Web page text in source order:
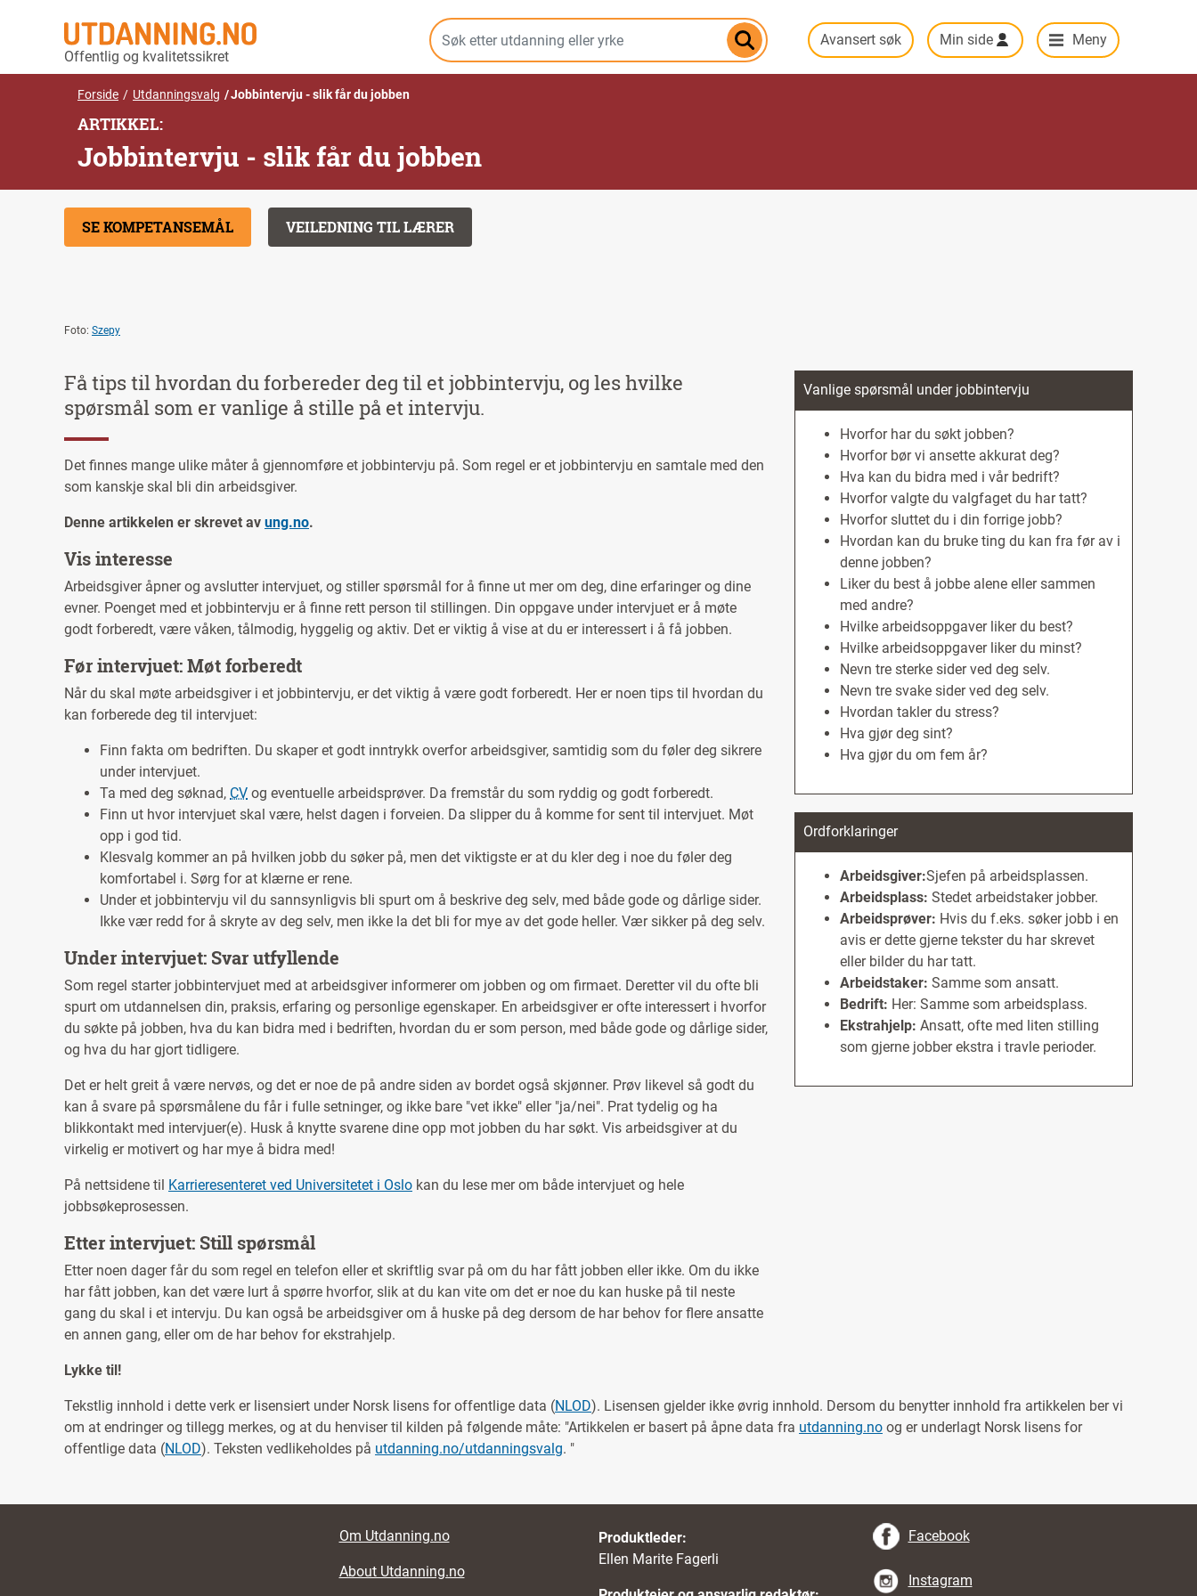
hovedinnhold
Offentlig og kvalitetssikret
Avansert søk Min side Meny
Forside Utdanningsvalg Jobbintervju - slik får du jobben
ARTIKKEL:
Jobbintervju - slik får du jobben
SE KOMPETANSEMÅL VEILEDNING TIL LÆRER
Foto: Szepy
Få tips til hvordan du forbereder deg til et jobbintervju, og les hvilke
spørsmål som er vanlige å stille på et intervju.
Det finnes mange ulike måter å gjennomføre et jobbintervju på. Som regel er et jobbintervju en samtale med den
som kanskje skal bli din arbeidsgiver.
Denne artikkelen er skrevet av ung.no.
Vis interesse
Arbeidsgiver åpner og avslutter intervjuet, og stiller spørsmål for å finne ut mer om deg, dine erfaringer og dine
evner. Poenget med et jobbintervju er å finne rett person til stillingen. Din oppgave under intervjuet er å møte
godt forberedt, være våken, tålmodig, hyggelig og aktiv. Det er viktig å vise at du er interessert i å få jobben.
Før intervjuet: Møt forberedt
Når du skal møte arbeidsgiver i et jobbintervju, er det viktig å være godt forberedt. Her er noen tips til hvordan du
kan forberede deg til intervjuet:
Finn fakta om bedriften. Du skaper et godt inntrykk overfor arbeidsgiver, samtidig som du føler deg sikrere
under intervjuet.
Ta med deg søknad, CV og eventuelle arbeidsprøver. Da fremstår du som ryddig og godt forberedt.
Finn ut hvor intervjuet skal være, helst dagen i forveien. Da slipper du å komme for sent til intervjuet. Møt
opp i god tid.
Klesvalg kommer an på hvilken jobb du søker på, men det viktigste er at du kler deg i noe du føler deg
komfortabel i. Sørg for at klærne er rene.
Under et jobbintervju vil du sannsynligvis bli spurt om å beskrive deg selv, med både gode og dårlige sider.
Ikke vær redd for å skryte av deg selv, men ikke la det bli for mye av det gode heller. Vær sikker på deg selv.
Under intervjuet: Svar utfyllende
Som regel starter jobbintervjuet med at arbeidsgiver informerer om jobben og om firmaet. Deretter vil du ofte bli
spurt om utdannelsen din, praksis, erfaring og personlige egenskaper. En arbeidsgiver er ofte interessert i hvorfor
du søkte på jobben, hva du kan bidra med i bedriften, hvordan du er som person, med både gode og dårlige sider,
og hva du har gjort tidligere.
Det er helt greit å være nervøs, og det er noe de på andre siden av bordet også skjønner. Prøv likevel så godt du
kan å svare på spørsmålene du får i fulle setninger, og ikke bare "vet ikke" eller "ja/nei". Prat tydelig og ha
blikkontakt med intervjuer(e). Husk å knytte svarene dine opp mot jobben du har søkt. Vis arbeidsgiver at du
virkelig er motivert og har mye å bidra med!
På nettsidene til Karrieresenteret ved Universitetet i Oslo kan du lese mer om både intervjuet og hele
jobbsøkeprosessen.
Etter intervjuet: Still spørsmål
Etter noen dager får du som regel en telefon eller et skriftlig svar på om du har fått jobben eller ikke. Om du ikke
har fått jobben, kan det være lurt å spørre hvorfor, slik at du kan vite om det er noe du kan huske på til neste
gang du skal i et intervju. Du kan også be arbeidsgiver om å huske på deg dersom de har behov for flere ansatte
en annen gang, eller om de har behov for ekstrahjelp.
Lykke til!
Vanlige spørsmål under jobbintervju
Hvorfor har du søkt jobben?
Hvorfor bør vi ansette akkurat deg?
Hva kan du bidra med i vår bedrift?
Hvorfor valgte du valgfaget du har tatt?
Hvorfor sluttet du i din forrige jobb?
Hvordan kan du bruke ting du kan fra før av i
denne jobben?
Liker du best å jobbe alene eller sammen
med andre?
Hvilke arbeidsoppgaver liker du best?
Hvilke arbeidsoppgaver liker du minst?
Nevn tre sterke sider ved deg selv.
Nevn tre svake sider ved deg selv.
Hvordan takler du stress?
Hva gjør deg sint?
Hva gjør du om fem år?
Ordforklaringer
Arbeidsgiver:Sjefen på arbeidsplassen.
Arbeidsplass: Stedet arbeidstaker jobber.
Arbeidsprøver: Hvis du f.eks. søker jobb i en
avis er dette gjerne tekster du har skrevet
eller bilder du har tatt.
Arbeidstaker: Samme som ansatt.
Bedrift: Her: Samme som arbeidsplass.
Ekstrahjelp: Ansatt, ofte med liten stilling
som gjerne jobber ekstra i travle perioder.
Tekstlig innhold i dette verk er lisensiert under Norsk lisens for offentlige data (NLOD). Lisensen gjelder ikke øvrig innhold. Dersom du benytter innhold fra artikkelen ber vi
om at endringer og tillegg merkes, og at du henviser til kilden på følgende måte: "Artikkelen er basert på åpne data fra utdanning.no og er underlagt Norsk lisens for
offentlige data (NLOD). Teksten vedlikeholdes på utdanning.no/utdanningsvalg. "
Footer links
Om Utdanning.no
About Utdanning.no
Produktleder:
Ellen Marite Fagerli
Facebook
Instagram